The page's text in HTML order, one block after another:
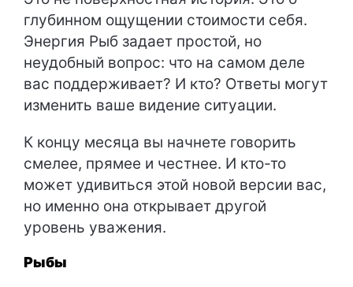
глубинном ощущении стоимости себя.
Энергия Рыб задает простой, но
неудобный вопрос: что на самом деле
вас поддерживает? И кто? Ответы могут
изменить ваше видение ситуации.
К концу месяца вы начнете говорить
смелее, прямее и честнее. И кто-то
может удивиться этой новой версии вас,
но именно она открывает другой
уровень уважения.
Рыбы